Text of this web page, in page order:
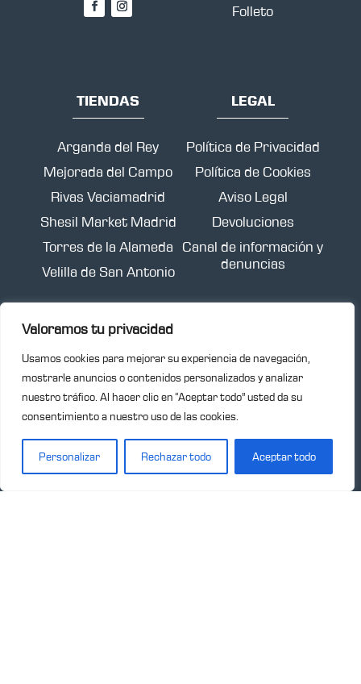
Valoramos tu privacidad
Usamos cookies para mejorar su experiencia de navegación,
mostrarle anuncios o contenidos personalizados y analizar
nuestro tráfico. Al hacer clic en “Aceptar todo” usted da su
consentimiento a nuestro uso de las cookies.
Personalizar Rechazar todo Aceptar todo
Folleto
TIENDAS
Arganda del Rey
Mejorada del Campo
Rivas Vaciamadrid
Shesil Market Madrid
Torres de la Alameda
Velilla de San Antonio
LEGAL
Política de Privacidad
Política de Cookies
Aviso Legal
Devoluciones
Canal de información y
denuncias